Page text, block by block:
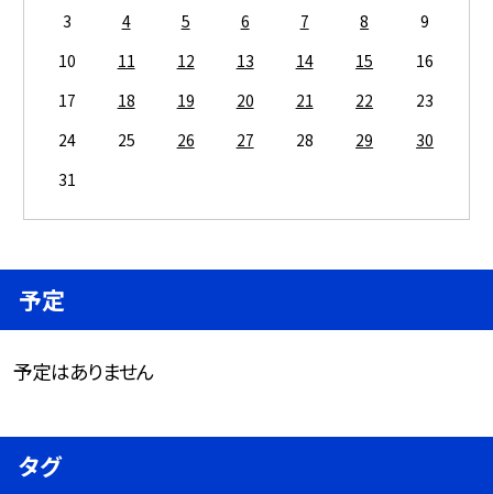
3
4 5 6 7 8
9
10
11 12 13 14 15
16
17
18 19 20 21 22
23
24
25 26 27 28 29
30
31
予定
予定はありません
タグ